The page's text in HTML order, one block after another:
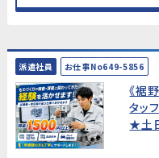
派遣社員 お仕事No649-5856
《裾
タッ
★土